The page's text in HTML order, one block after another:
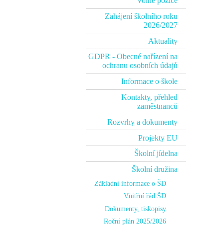
Zahájení školního roku
2026/2027
Aktuality
GDPR - Obecné nařízení na
ochranu osobních údajů
Informace o škole
Kontakty, přehled
zaměstnanců
Rozvrhy a dokumenty
Projekty EU
Školní jídelna
Školní družina
Základní informace o ŠD
Vnitřní řád ŠD
Dokumenty, tiskopisy
Roční plán 2025/2026